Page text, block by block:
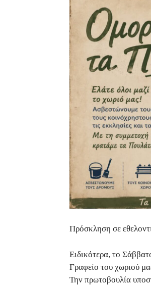
Πρόσκληση σε
Ειδικότερα, το
Γραφείο του χωριού
Την πρωτοβουλία